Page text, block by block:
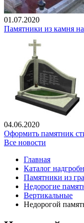
01.07.2020
Памятники из камня
04.06.2020
Оформить памятник
Все новости
Главная
Каталог
Памятники из
Недорогие
Вертикальные
Недорогой